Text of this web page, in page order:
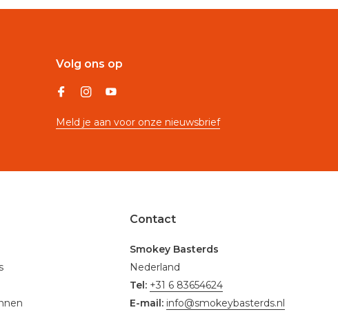
Volg ons op
Meld je aan voor onze nieuwsbrief
Contact
Smokey Basterds
Nederland
Tel: +31 6 83654624
E-mail: info@smokeybasterds.nl